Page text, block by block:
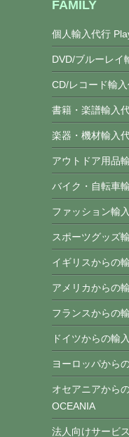
FAMILY
個人輸入代行
DVD/ブルーレイ
CD/レコード輸
書籍・楽譜輸入
楽器・機材輸入
アウトドア用品
バイク・自転車
ファッション輸
スポーツグッズ
イギリスからの
アメリカからの
フランスからの
ドイツからの輸
ヨーロッパから
オセアニアから
OCEANIA
法人向けサービ